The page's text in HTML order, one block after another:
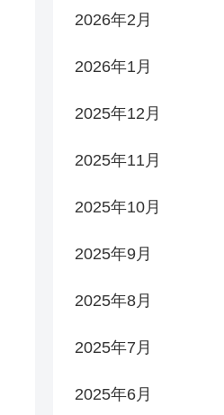
2026年2月
2026年1月
2025年12月
2025年11月
2025年10月
2025年9月
2025年8月
2025年7月
2025年6月